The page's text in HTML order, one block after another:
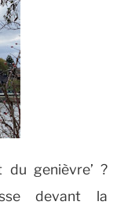
genièvre’ ?
devant la